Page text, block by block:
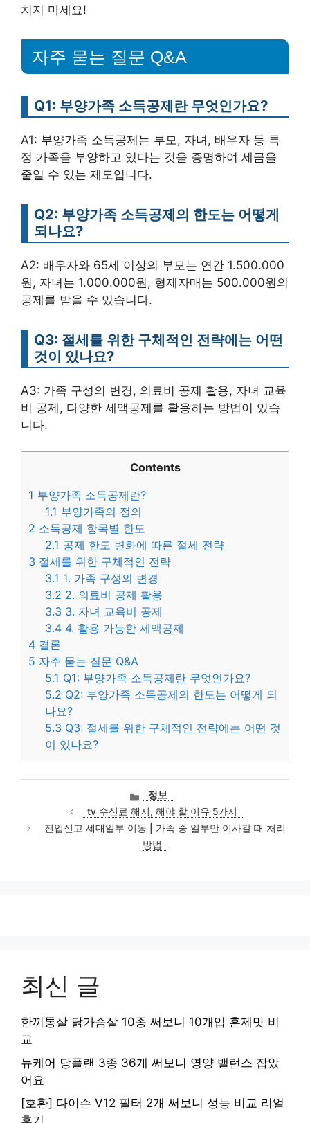
치지 마세요!
자주 묻는 질문 Q&A
Q1: 부양가족 소득공제란 무엇인가요?
A1: 부양가족 소득공제는 부모, 자녀, 배우자 등 특
정 가족을 부양하고 있다는 것을 증명하여 세금을
줄일 수 있는 제도입니다.
Q2: 부양가족 소득공제의 한도는 어떻게
되나요?
A2: 배우자와 65세 이상의 부모는 연간 1.500.000
원, 자녀는 1.000.000원, 형제자매는 500.000원의
공제를 받을 수 있습니다.
Q3: 절세를 위한 구체적인 전략에는 어떤
것이 있나요?
A3: 가족 구성의 변경, 의료비 공제 활용, 자녀 교육
비 공제, 다양한 세액공제를 활용하는 방법이 있습
니다.
Contents
1 부양가족 소득공제란?
1.1 부양가족의 정의
2 소득공제 항목별 한도
2.1 공제 한도 변화에 따른 절세 전략
3 절세를 위한 구체적인 전략
3.1 1. 가족 구성의 변경
3.2 2. 의료비 공제 활용
3.3 3. 자녀 교육비 공제
3.4 4. 활용 가능한 세액공제
4 결론
5 자주 묻는 질문 Q&A
5.1 Q1: 부양가족 소득공제란 무엇인가요?
5.2 Q2: 부양가족 소득공제의 한도는 어떻게 되
나요?
5.3 Q3: 절세를 위한 구체적인 전략에는 어떤 것
이 있나요?
카
테
고
리
정보
tv 수신료 해지, 해야 할 이유 5가지
전입신고 세대일부 이동 | 가족 중 일부만 이사갈 때 처리
방법
최신 글
한끼통살 닭가슴살 10종 써보니 10개입 훈제맛 비
교
뉴케어 당플랜 3종 36개 써보니 영양 밸런스 잡았
어요
[호환] 다이슨 V12 필터 2개 써보니 성능 비교 리얼